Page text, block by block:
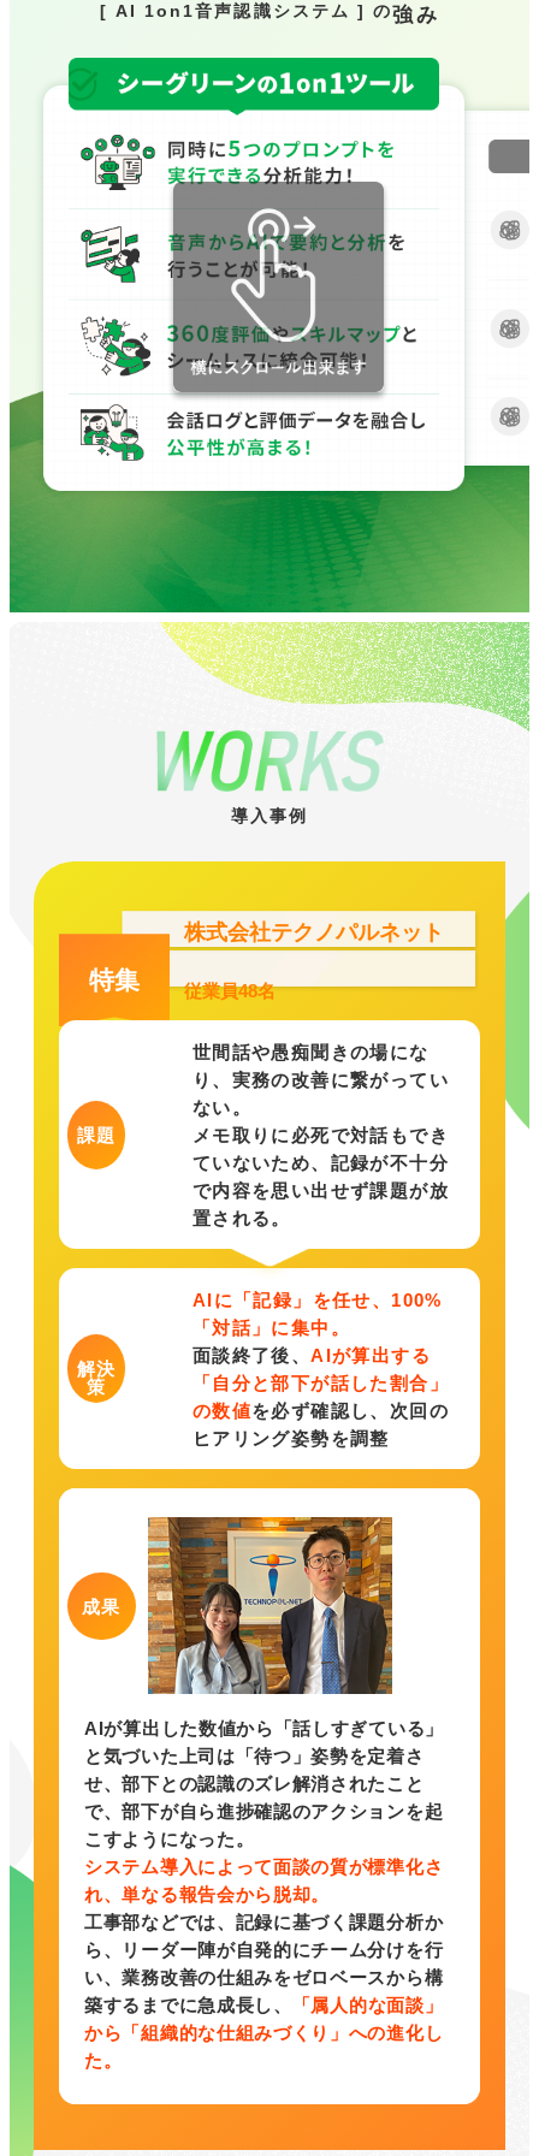
[ AI 1on1音声認識システム ] の強み
導入事例
特集
株式会社テクノパルネット
従業員48名
課題
世間話や愚痴聞きの場にな
り、実務の改善に繋がってい
ない。
メモ取りに必死で対話もでき
ていないため、記録が不十分
で内容を思い出せず課題が放
置される。
解決
策
AIに「記録」を任せ、100%
「対話」に集中。
面談終了後、AIが算出する
「自分と部下が話した割合」
の数値を必ず確認し、次回の
ヒアリング姿勢を調整
成果
AIが算出した数値から「話しすぎている」
と気づいた上司は「待つ」姿勢を定着さ
せ、部下との認識のズレ解消されたこと
で、部下が自ら進捗確認のアクションを起
こすようになった。
システム導入によって面談の質が標準化さ
れ、単なる報告会から脱却。
工事部などでは、記録に基づく課題分析か
ら、リーダー陣が自発的にチーム分けを行
い、業務改善の仕組みをゼロベースから構
築するまでに急成長し、
「属人的な面談」
から「組織的な仕組みづくり」への進化し
た。